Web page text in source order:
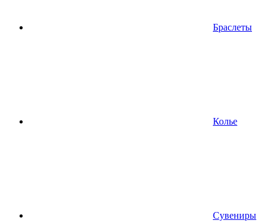
Браслеты
Колье
Сувениры